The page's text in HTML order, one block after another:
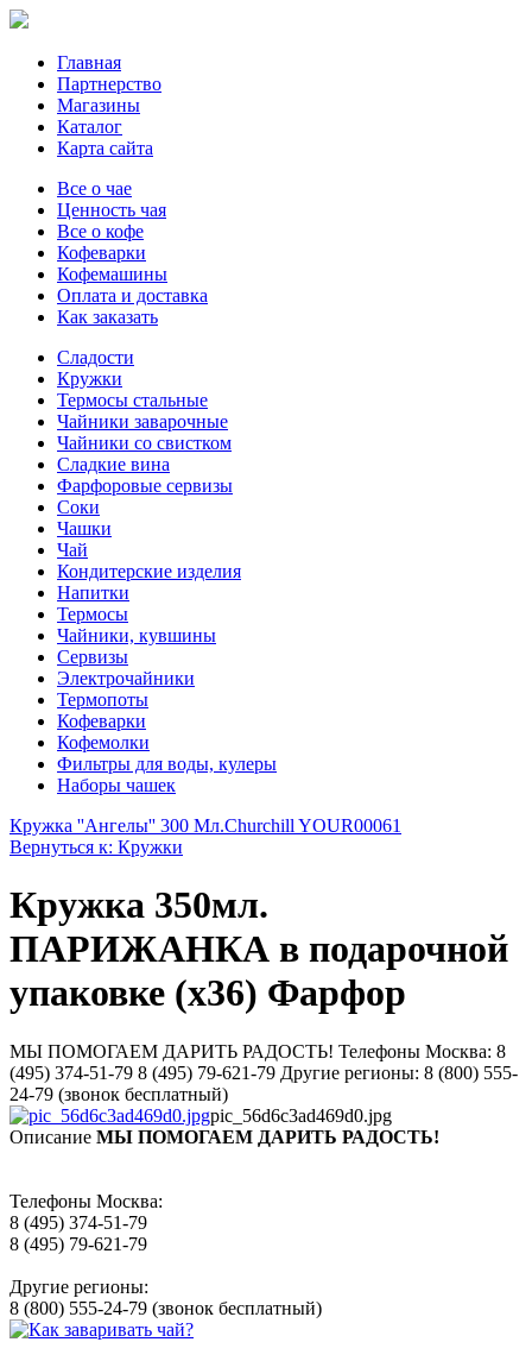
Главная
Партнерство
Магазины
Каталог
Карта сайта
Все о чае
Ценность чая
Все о кофе
Кофеварки
Кофемашины
Оплата и доставка
Как заказать
Сладости
Кружки
Термосы стальные
Чайники заварочные
Чайники со свистком
Сладкие вина
Фарфоровые сервизы
Соки
Чашки
Чай
Кондитерские изделия
Напитки
Термосы
Чайники, кувшины
Сервизы
Электрочайники
Термопоты
Кофеварки
Кофемолки
Фильтры для воды, кулеры
Наборы чашек
Кружка ''Ангелы'' 300 Мл.Churchill YOUR00061
Вернуться к: Кружки
Кружка 350мл.
ПАРИЖАНКА в подарочной
упаковке (х36) Фарфор
МЫ ПОМОГАЕМ ДАРИТЬ РАДОСТЬ! Телефоны Москва: 8
(495) 374-51-79 8 (495) 79-621-79 Другие регионы: 8 (800) 555-
24-79 (звонок бесплатный)
pic_56d6c3ad469d0.jpg
Описание МЫ ПОМОГАЕМ ДАРИТЬ РАДОСТЬ!
Телефоны Москва:
8 (495) 374-51-79
8 (495) 79-621-79
Другие регионы:
8 (800) 555-24-79 (звонок бесплатный)